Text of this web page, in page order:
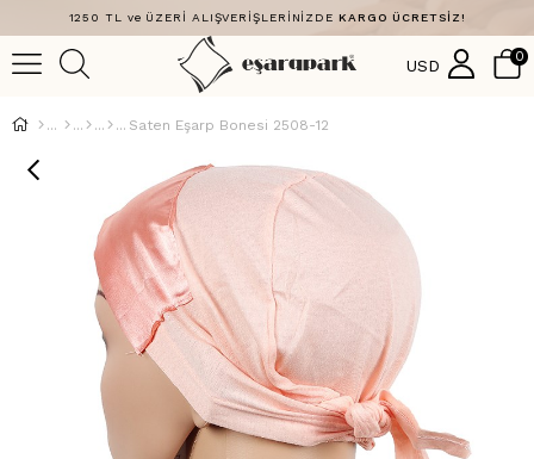
1250 TL ve ÜZERİ ALIŞVERİŞLERİNİZDE KARGO ÜCRETSİZ!
USD 0
Saten Eşarp Bonesi 2508-12